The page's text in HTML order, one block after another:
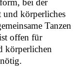
bei der
körperliches
Tanzen
offen für
körperlichen